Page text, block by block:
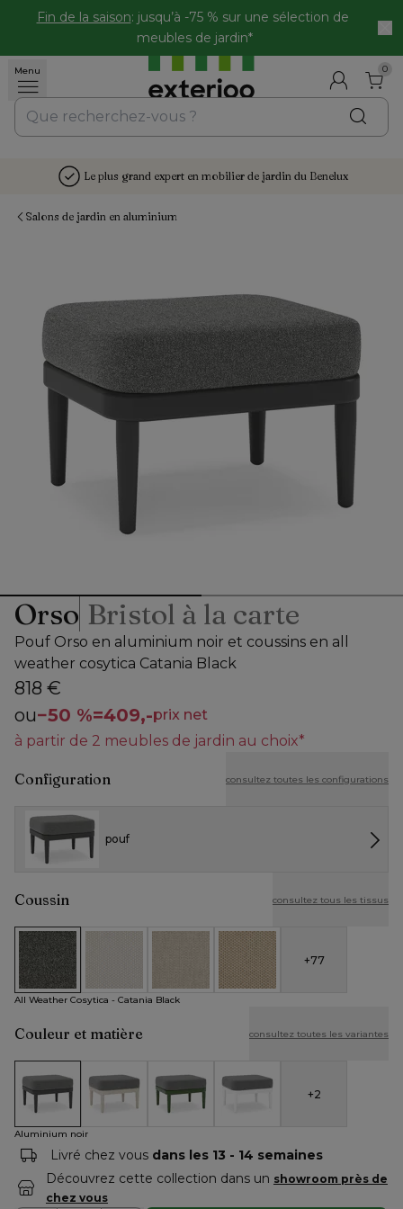
Fin de la saison: jusqu’à -75 % sur une sélection de
meubles de jardin*
Menu 0
Le plus grand expert en mobilier de jardin du Benelux
Salons de jardin en aluminium
Orso Bristol à la carte
Pouf Orso en aluminium noir et coussins en all
weather cosytica Catania Black
818 €
ou−50 %=409,-prix net
à partir de 2 meubles de jardin au choix*
Configuration consultez toutes les configurations
pouf
Coussin consultez tous les tissus
All Weather Cosytica - Catania Black
All Weather Cosytica - Althea Off White
All Weather Cosytica - Althea Chalk
All Weather Cosytica - Althea
+77
All Weather Cosytica - Catania Black
Couleur et matière consultez toutes les variantes
Aluminium noirAluminium beigeAluminium vertAluminium blanc
+2
Aluminium noir
Livré chez vous dans les 13 - 14 semaines
Découvrez cette collection dans un showroom près de
chez vous